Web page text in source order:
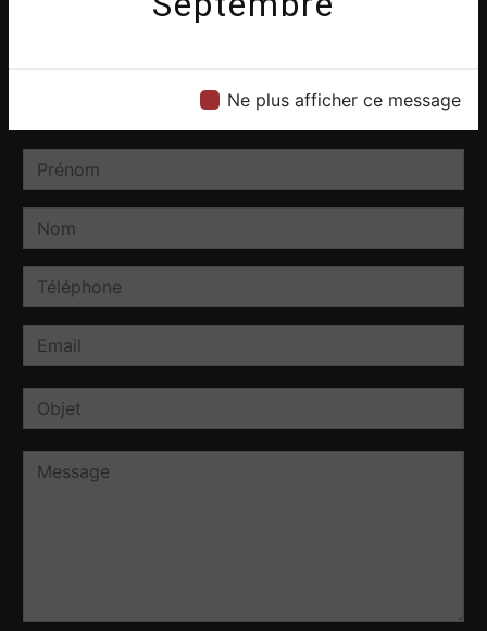
Ne plus afficher ce message